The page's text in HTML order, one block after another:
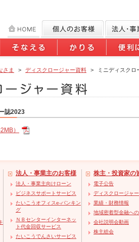
さま > ディスクロージャー資料 > ミニディスクロ
誌2023
）
法人・事業主のお客様
法人・事業主向けローン
ビジネスサポートサービス
たいこうオフィスe-バンキン
グ
ＮＢセンターインターネッ
ト代金回収サービス
たいこうでんさいサービス
株主・投資家の
電子公告
ディスクロージャ
業績・財務情報
地域密着型金融へ
会社説明会動画
株主総会